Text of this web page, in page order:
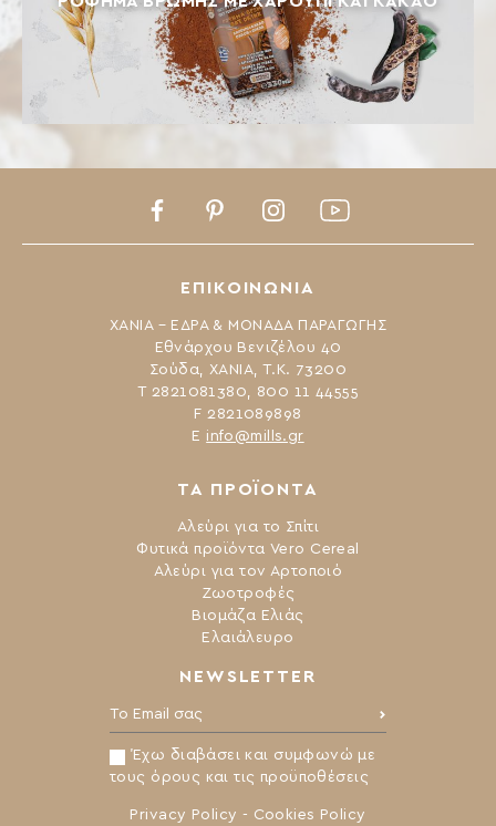
NEWSLETTER
Το Email σας:
Έχω διαβάσει και συμφωνώ με
τους όρους και τις προϋποθέσεις
Privacy Policy - Cookies Policy
ΤΑ ΠΡΟΪΟΝΤΑ
Αλεύρι για το Σπίτι
Φυτικά προϊόντα Vero Cereal
Αλεύρι για τον Αρτοποιό
Ζωοτροφές
Βιομάζα Ελιάς
Ελαιάλευρο
ΕΠΙΚΟΙΝΩΝΙΑ
ΧΑΝΙΑ – ΕΔΡΑ & ΜΟΝΑΔΑ ΠΑΡΑΓΩΓΗΣ
Εθνάρχου Βενιζέλου 40
Σούδα, ΧΑΝΙΑ, Τ.Κ. 73200
Τ 2821081380, 800 11 44555
F 2821089898
Ε info@mills.gr
FacebookPinterestInstagramYoutube